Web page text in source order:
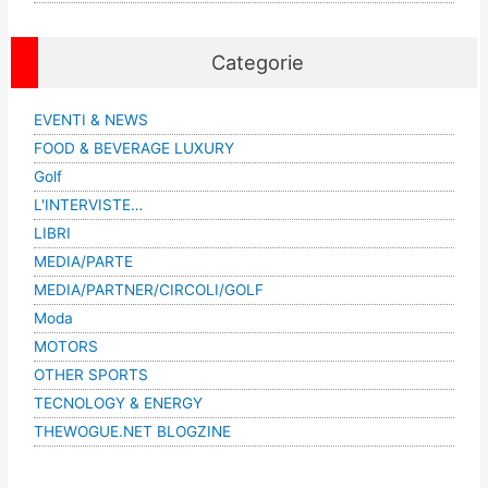
Categorie
EVENTI & NEWS
FOOD & BEVERAGE LUXURY
Golf
L'INTERVISTE…
LIBRI
MEDIA/PARTE
MEDIA/PARTNER/CIRCOLI/GOLF
Moda
MOTORS
OTHER SPORTS
TECNOLOGY & ENERGY
THEWOGUE.NET BLOGZINE